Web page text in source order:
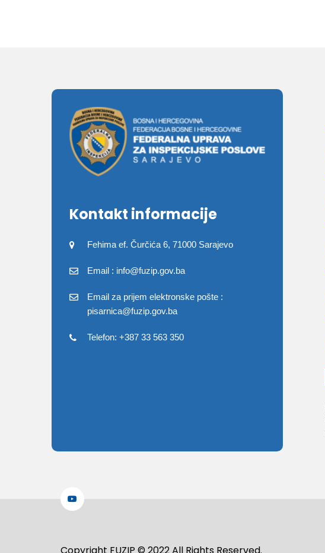
Kontakt informacije
Fehima ef. Čurčića 6, 71000 Sarajevo
Email : info@fuzip.gov.ba
Email za prijem elektronske pošte :
pisarnica@fuzip.gov.ba
Telefon: +387 33 563 350